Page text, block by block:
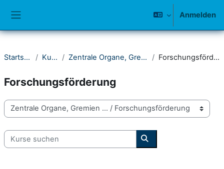
Anmelden
Startseite Kurse Zentrale Organe, Gremien ... Forschungsförderung
Forschungsförderung
Kursbereiche
Kurse suchen
Kurse suchen